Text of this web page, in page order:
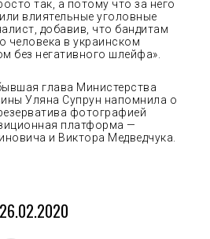
так, а потому что за него
влиятельные уголовные
добавив, что бандитам
человека в украинском
без негативного шлейфа».
глава Министерства
Уляна Супрун напомнила о
фотографией
платформа —
и Виктора Медведчука.
26.02.2020